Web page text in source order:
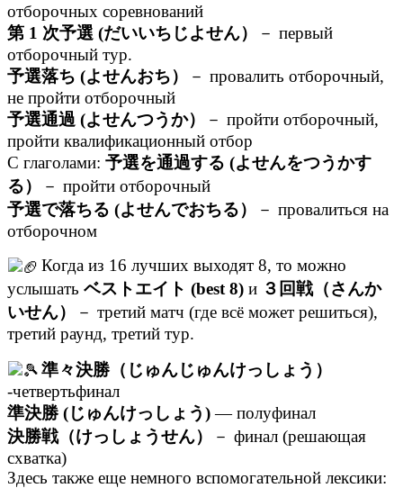
отборочных соревнований
第 1 次予選 (だいいちじよせん）
－ первый
отборочный тур.
予選落ち (よせんおち）
－ провалить отборочный,
не пройти отборочный
予選通過 (よせんつうか）
－ пройти отборочный,
пройти квалификационный отбор
С глаголами: 予選を通過する (よせんをつうかす
る）
－ пройти отборочный
予選で落ちる (よせんでおちる）
－ провалиться на
отборочном
Когда из 16 лучших выходят 8, то можно
услышать ベストエイト (best 8) и ３回戦（さんか
いせん）
－ третий матч (где всё может решиться),
третий раунд, третий тур.
準々決勝（じゅんじゅんけっしょう）
-четвертьфинал
準決勝 (じゅんけっしょう)— полуфинал
決勝戦（けっしょうせん）
－ финал (решающая
схватка)
Здесь также еще немного вспомогательной лексики: